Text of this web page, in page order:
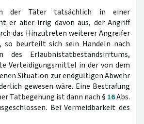
der Täter tatsächlich in einer
er aber irrig davon aus, der Angriff
das Hinzutreten weiterer Angreifer
so beurteilt sich sein Handeln nach
des Erlaubnistatbestandsirrtums,
Verteidigungsmittel in der von dem
Situation zur endgültigen Abwehr
gewesen wäre. Eine Bestrafung
Tatbegehung ist dann nach § 16Abs.
Bei Vermeidbarkeit des